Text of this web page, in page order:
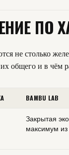
ПО
не столько
общего и в чём
BAMBU LAB
Закрытая
максимум из